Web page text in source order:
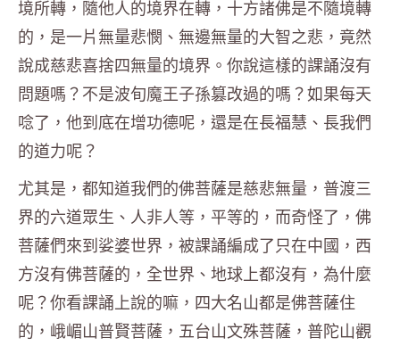
境所轉，隨他人的境界在轉，十方諸佛是不隨境轉
的，是一片無量悲憫、無邊無量的大智之悲，竟然
說成慈悲喜捨四無量的境界。你說這樣的課誦沒有
問題嗎？不是波旬魔王子孫篡改過的嗎？如果每天
唸了，他到底在增功德呢，還是在長福慧、長我們
的道力呢？
尤其是，都知道我們的佛菩薩是慈悲無量，普渡三
界的六道眾生、人非人等，平等的，而奇怪了，佛
菩薩們來到娑婆世界，被課誦編成了只在中國，西
方沒有佛菩薩的，全世界、地球上都沒有，為什麼
呢？你看課誦上說的嘛，四大名山都是佛菩薩住
的，峨嵋山普賢菩薩，五台山文殊菩薩，普陀山觀